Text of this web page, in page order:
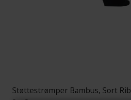
Støttestrømper Bambus, Sort Rib